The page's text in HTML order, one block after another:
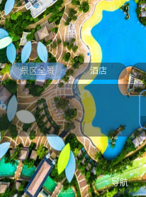
景区全景 酒店
导航